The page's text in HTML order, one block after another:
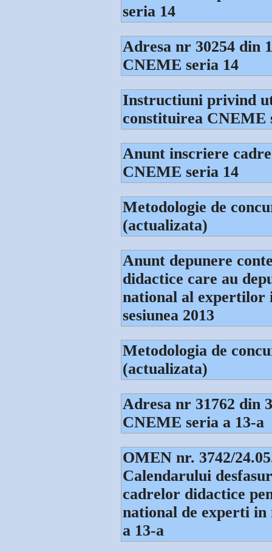
seria 14
Adresa nr 30254 din
CNEME seria 14
Instructiuni privind
constituirea CNEME
Anunt inscriere
CNEME seria 14
Metodologie de
(actualizata)
Anunt depunere
didactice care au
national al expertilor
sesiunea 2013
Metodologia de
(actualizata)
Adresa nr 31762 din
CNEME seria a 13-a
OMEN nr. 3742/
Calendarului
cadrelor didactice
national de experti in
a 13-a